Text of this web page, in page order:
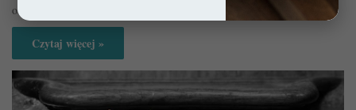
oszałamiających widoków. Ale czy jesteś w stanie powiedzieć o…
Czytaj więcej »